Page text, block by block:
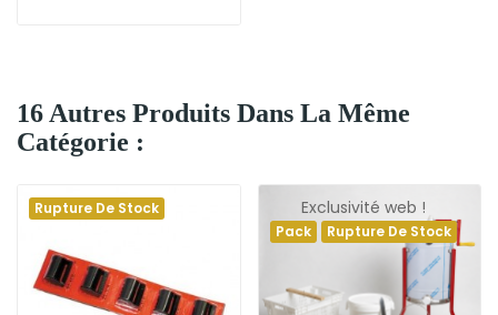
16 Autres Produits Dans La Même
Catégorie :
Rupture De Stock Exclusivité web !
Pack Rupture De Stock